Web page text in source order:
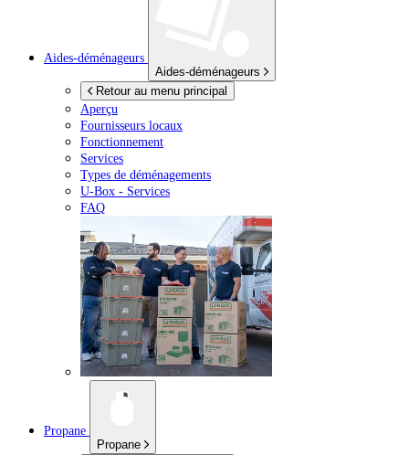
Aides-déménageurs
Aides-déménageurs
Retour au menu principal
Aperçu
Fournisseurs locaux
Fonctionnement
Services
Types de déménagements
U-Box - Services
FAQ
Propane
Propane